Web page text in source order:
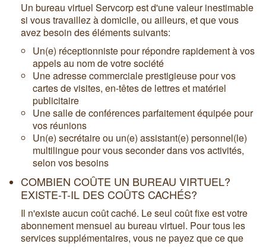
Un bureau virtuel Servcorp est d'une valeur inestimable
si vous travaillez à domicile, ou ailleurs, et que vous
avez besoin des éléments suivants:
Un(e) réceptionniste pour répondre rapidement à vos
appels au nom de votre société
Une adresse commerciale prestigieuse pour vos
cartes de visites, en-têtes de lettres et matériel
publicitaire
Une salle de conférences parfaitement équipée pour
vos réunions
Un(e) secrétaire ou un(e) assistant(e) personnel(le)
multilingue pour vous seconder dans vos activités,
selon vos besoins
COMBIEN COÛTE UN BUREAU VIRTUEL?
EXISTE-T-IL DES COÛTS CACHÉS?
Il n'existe aucun coût caché. Le seul coût fixe est votre
abonnement mensuel au bureau virtuel. Pour tous les
services supplémentaires, vous ne payez que ce que